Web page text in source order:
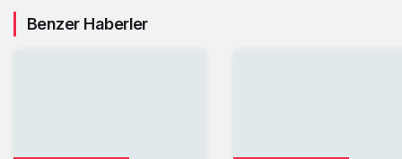
Benzer Haberler